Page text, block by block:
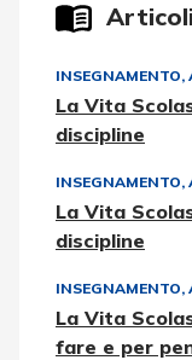
Articoli
INSEGNAMENTO,
La Vita
discipline
INSEGNAMENTO,
La Vita
discipline
INSEGNAMENTO,
La Vita
fare e per